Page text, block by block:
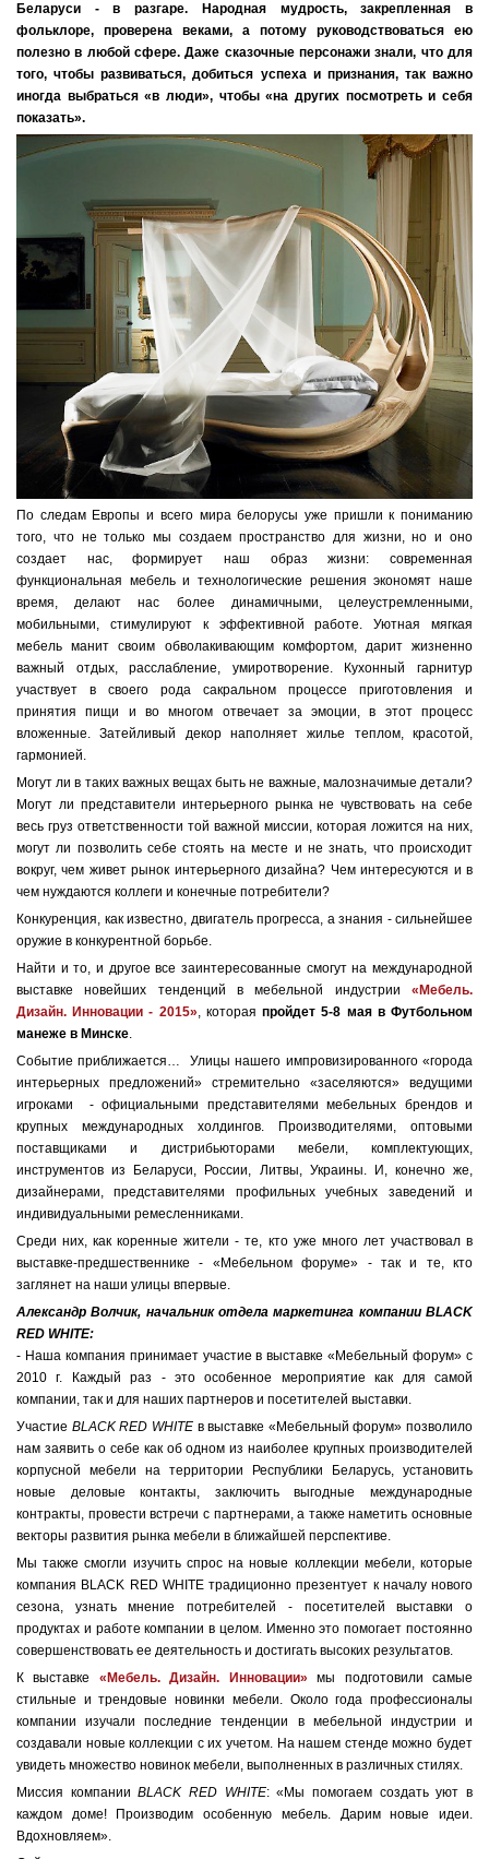
Беларуси - в разгаре. Народная мудрость, закрепленная в
фольклоре, проверена веками, а потому руководствоваться ею
полезно в любой сфере. Даже сказочные персонажи знали, что для
того, чтобы развиваться, добиться успеха и признания, так важно
иногда выбраться «в люди», чтобы «на других посмотреть и себя
показать».
По следам Европы и всего мира белорусы уже пришли к пониманию
того, что не только мы создаем пространство для жизни, но и оно
создает нас, формирует наш образ жизни: современная
функциональная мебель и технологические решения экономят наше
время, делают нас более динамичными, целеустремленными,
мобильными, стимулируют к эффективной работе. Уютная мягкая
мебель манит своим обволакивающим комфортом, дарит жизненно
важный отдых, расслабление, умиротворение. Кухонный гарнитур
участвует в своего рода сакральном процессе приготовления и
принятия пищи и во многом отвечает за эмоции, в этот процесс
вложенные. Затейливый декор наполняет жилье теплом, красотой,
гармонией.
Могут ли в таких важных вещах быть не важные, малозначимые детали?
Могут ли представители интерьерного рынка не чувствовать на себе
весь груз ответственности той важной миссии, которая ложится на них,
могут ли позволить себе стоять на месте и не знать, что происходит
вокруг, чем живет рынок интерьерного дизайна? Чем интересуются и в
чем нуждаются коллеги и конечные потребители?
Конкуренция, как известно, двигатель прогресса, а знания - сильнейшее
оружие в конкурентной борьбе.
Найти и то, и другое все заинтересованные смогут на международной
выставке новейших тенденций в мебельной индустрии «Мебель.
Дизайн. Инновации - 2015», котораяпройдет 5-8 мая в Футбольном
манеже в Минске.
Событие приближается… Улицы нашего импровизированного «города
интерьерных предложений» стремительно «заселяются» ведущими
игроками - официальными представителями мебельных брендов и
крупных международных холдингов. Производителями, оптовыми
поставщиками и дистрибьюторами мебели, комплектующих,
инструментов из Беларуси, России, Литвы, Украины. И, конечно же,
дизайнерами, представителями профильных учебных заведений и
индивидуальными ремесленниками.
Среди них, как коренные жители - те, кто уже много лет участвовал в
выставке-предшественнике - «Мебельном форуме» - так и те, кто
заглянет на наши улицы впервые.
Александр Волчик, начальник отдела маркетинга компании BLACK
RED WHITE:
- Наша компания принимает участие в выставке «Мебельный форум» с
2010 г. Каждый раз - это особенное мероприятие как для самой
компании, так и для наших партнеров и посетителей выставки.
Участие BLACK RED WHITEв выставке «Мебельный форум» позволило
нам заявить о себе как об одном из наиболее крупных производителей
корпусной мебели на территории Республики Беларусь, установить
новые деловые контакты, заключить выгодные международные
контракты, провести встречи с партнерами, а также наметить основные
векторы развития рынка мебели в ближайшей перспективе.
Мы также смогли изучить спрос на новые коллекции мебели, которые
компания BLACK RED WHITE традиционно презентует к началу нового
сезона, узнать мнение потребителей - посетителей выставки о
продуктах и работе компании в целом. Именно это помогает постоянно
совершенствовать ее деятельность и достигать высоких результатов.
К выставке «Мебель. Дизайн. Инновации» мы подготовили самые
стильные и трендовые новинки мебели. Около года профессионалы
компании изучали последние тенденции в мебельной индустрии и
создавали новые коллекции с их учетом. На нашем стенде можно будет
увидеть множество новинок мебели, выполненных в различных стилях.
Миссия компанииBLACK RED WHITE: «Мы помогаем создать уют в
каждом доме! Производим особенную мебель. Дарим новые идеи.
Вдохновляем».